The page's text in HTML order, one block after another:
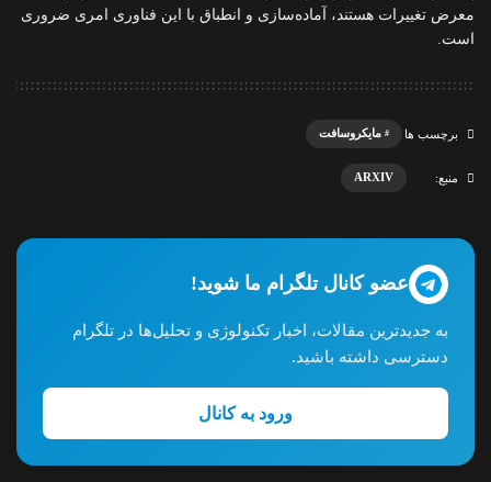
معرض تغییرات هستند، آماده‌سازی و انطباق با این فناوری امری ضروری
است.
برچسب ها مایکروسافت
منبع: ARXIV
عضو کانال تلگرام ما شوید!
به جدیدترین مقالات، اخبار تکنولوژی و تحلیل‌ها در تلگرام
دسترسی داشته باشید.
ورود به کانال